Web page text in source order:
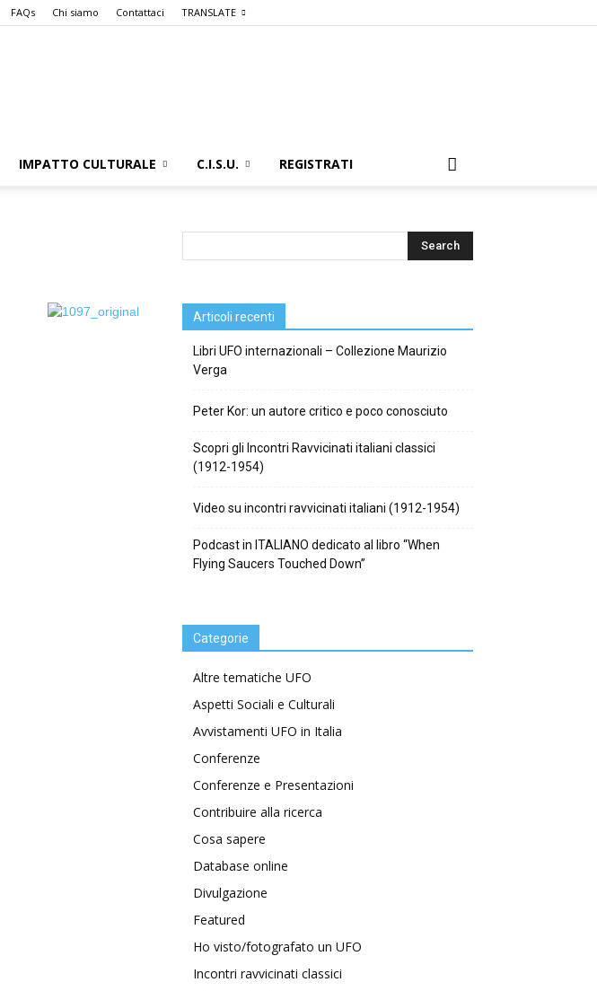
FAQs Chi siamo Contattaci TRANSLATE
IMPATTO CULTURALE C.I.S.U. REGISTRATI
Articoli recenti
Libri UFO internazionali – Collezione Maurizio
Verga
Peter Kor: un autore critico e poco conosciuto
Scopri gli Incontri Ravvicinati italiani classici
(1912-1954)
Video su incontri ravvicinati italiani (1912-1954)
Podcast in ITALIANO dedicato al libro “When
Flying Saucers Touched Down”
Categorie
Altre tematiche UFO
Aspetti Sociali e Culturali
Avvistamenti UFO in Italia
Conferenze
Conferenze e Presentazioni
Contribuire alla ricerca
Cosa sapere
Database online
Divulgazione
Featured
Ho visto/fotografato un UFO
Incontri ravvicinati classici